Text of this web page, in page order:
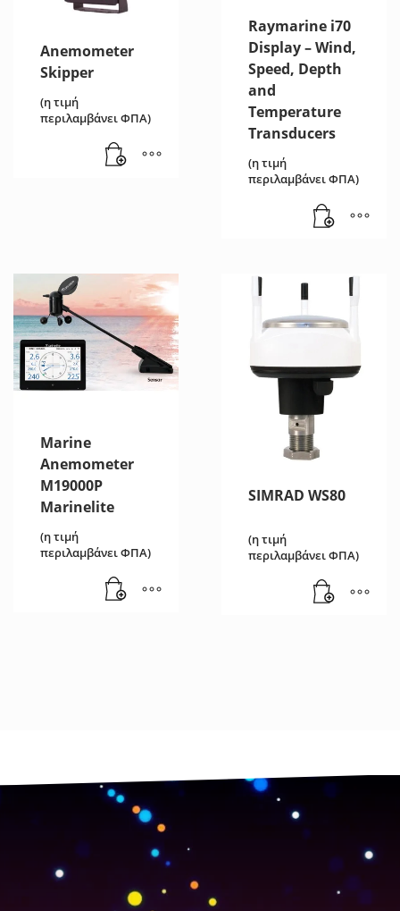
Anemometer
Skipper
(η τιμή
περιλαμβάνει ΦΠΑ)
Raymarine i70
Display – Wind,
Speed, Depth
and
Temperature
Transducers
(η τιμή
περιλαμβάνει ΦΠΑ)
Marine
Anemometer
M19000Р
Marinelite
(η τιμή
περιλαμβάνει ΦΠΑ)
SIMRAD WS80
(η τιμή
περιλαμβάνει ΦΠΑ)